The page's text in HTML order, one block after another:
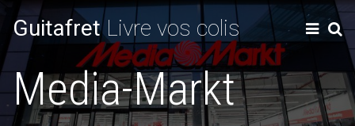
GuitafretLivre vos colis
Media-Markt